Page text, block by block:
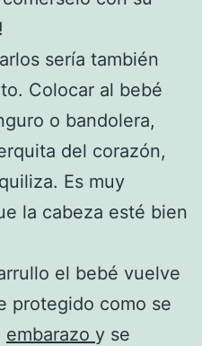
sería también
Colocar al bebé
o bandolera,
del corazón,
Es muy
la cabeza esté bien
el bebé vuelve
protegido como se
embarazo y se